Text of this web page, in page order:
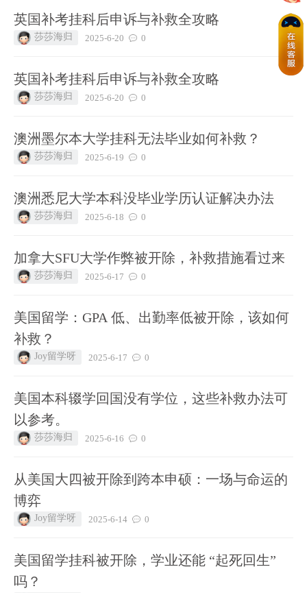
英国补考挂科后申诉与补救全攻略
莎莎海归 2025-6-20 0
英国补考挂科后申诉与补救全攻略
莎莎海归 2025-6-20 0
澳洲墨尔本大学挂科无法毕业如何补救？
莎莎海归 2025-6-19 0
澳洲悉尼大学本科没毕业学历认证解决办法
莎莎海归 2025-6-18 0
加拿大SFU大学作弊被开除，补救措施看过来
莎莎海归 2025-6-17 0
美国留学：GPA 低、出勤率低被开除，该如何
补救？
Joy留学呀 2025-6-17 0
美国本科辍学回国没有学位，这些补救办法可
以参考。
莎莎海归 2025-6-16 0
从美国大四被开除到跨本申硕：一场与命运的
博弈
Joy留学呀 2025-6-14 0
美国留学挂科被开除，学业还能 “起死回生”
吗？